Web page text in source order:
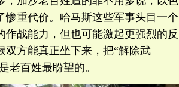
重代价。哈马斯这些军事头目一个
战能力，但也可能激起更强烈的反
方能真正坐下来，把“解除武
老百姓最盼望的。